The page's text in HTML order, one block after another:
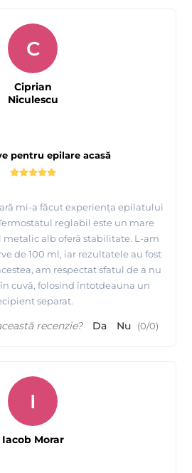
pentru epilare acasă
mi-a făcut experiența epilatului
reglabil este un mare
alb oferă stabilitate. L-am
de 100 ml, iar rezultatele au fost
am respectat sfatul de a nu
cuvă, folosind întotdeauna un
separat.
C
Ciprian
Niculescu
recenzie? Da Nu (0/0)
I
Iacob Morar